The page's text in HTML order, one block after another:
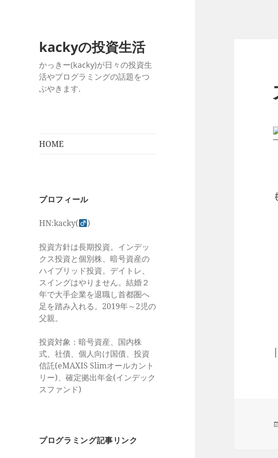
kackyの投資生活
かっきー(kacky)が日々の投資生
活やプログラミングの話題をつ
ぶやきます.
HOME
プロフィール
HN:kacky( )
投資方針は長期投資。インデッ
クス投資と個別株、暗号資産の
ハイブリッド投資。デイトレ、
スイングはやりません。結婚２
年で大手企業を退職し首都圏へ
足を踏み入れる。2019年～2児の
父親。
投資対象：暗号資産、国内株
式、社債、個人向け国債、投資
信託(eMAXIS Slimオールカント
リー)、確定拠出年金(インデック
スファンド)
プログラミング記事リンク